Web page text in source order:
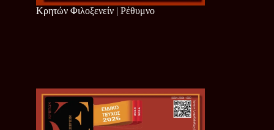
Κρητών Φιλοξενείν | Ρέθυμνο